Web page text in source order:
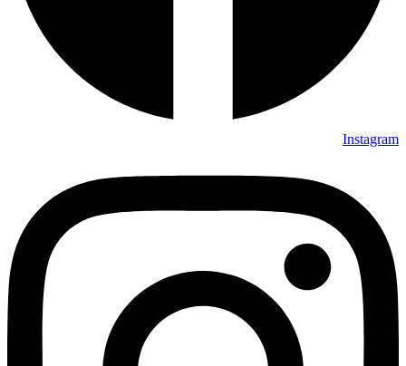
Instagram